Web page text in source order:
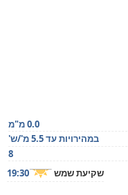
0.0 מ"מ
במהירויות עד 5.5 מ'/ש'
8
שקיעת שמש 19:30